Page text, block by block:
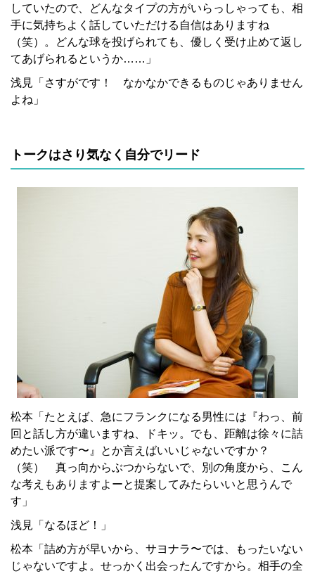
していたので、どんなタイプの方がいらっしゃっても、相
手に気持ちよく話していただける自信はありますね
（笑）。どんな球を投げられても、優しく受け止めて返し
てあげられるというか……」
浅見「さすがです！ なかなかできるものじゃありません
よね」
トークはさり気なく自分でリード
松本「たとえば、急にフランクになる男性には『わっ、前
回と話し方が違いますね、ドキッ。でも、距離は徐々に詰
めたい派です〜』とか言えばいいじゃないですか？
（笑） 真っ向からぶつからないで、別の角度から、こん
な考えもありますよーと提案してみたらいいと思うんで
す」
浅見「なるほど！」
松本「詰め方が早いから、サヨナラ〜では、もったいない
じゃないですよ。せっかく出会ったんですから。相手の全